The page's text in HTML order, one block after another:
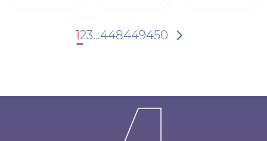
123...448449450